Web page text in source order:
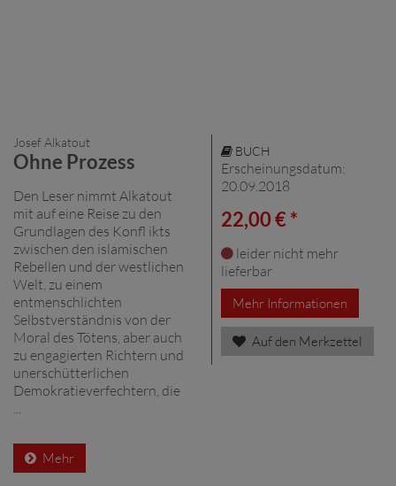
Josef Alkatout
Ohne Prozess
Den Leser nimmt Alkatout
mit auf eine Reise zu den
Grundlagen des Konfl ikts
zwischen den islamischen
Rebellen und der westlichen
Welt, zu einem
entmenschlichten
Selbstverständnis von der
Moral des Tötens, aber auch
zu engagierten Richtern und
unerschütterlichen
Demokratieverfechtern, die
Mehr
BUCH
Erscheinungsdatum:
20.09.2018
22,00 € *
leider nicht mehr
lieferbar
Mehr Informationen
Auf den Merkzettel